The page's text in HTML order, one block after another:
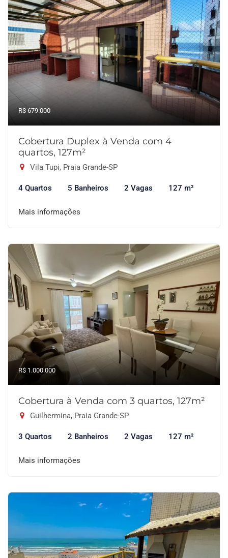
R$ 679.000
Cobertura Duplex à Venda com 4
quartos, 127m²
Vila Tupi, Praia Grande-SP
4 Quartos 5 Banheiros 2 Vagas 127 m²
Mais informações
R$ 1.000.000
Cobertura à Venda com 3 quartos, 127m²
Guilhermina, Praia Grande-SP
3 Quartos 2 Banheiros 2 Vagas 127 m²
Mais informações